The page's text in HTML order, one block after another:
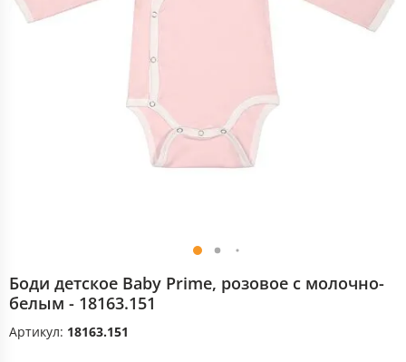
Боди детское Baby Prime, розовое с молочно-
белым - 18163.151
Артикул: 18163.151